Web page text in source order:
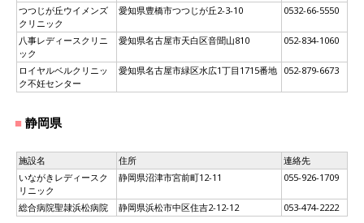
つつじが丘ウイメンズ
クリニック
愛知県豊橋市つつじが丘2-3-10 0532-66-5550
八事レディースクリニ
ック
愛知県名古屋市天白区音聞山810 052-834-1060
ロイヤルベルクリニッ
ク不妊センター
愛知県名古屋市緑区水広1丁目1715番地 052-879-6673
静岡県
施設名 住所
連絡先
いながきレディースク
リニック
静岡県沼津市宮前町12-11 055-926-1709
総合病院聖隷浜松病院 静岡県浜松市中区住吉2-12-12 053-474-2222